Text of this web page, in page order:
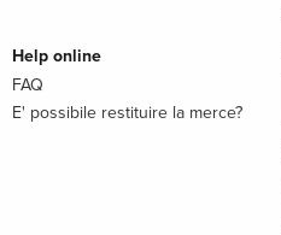
Help online
FAQ
E' possibile restituire la merce?